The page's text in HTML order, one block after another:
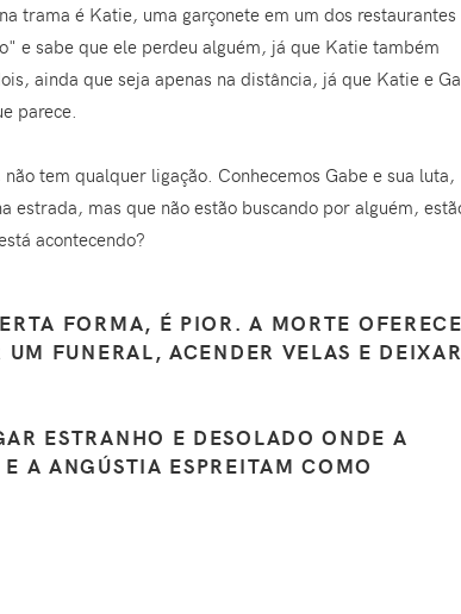
trama é Katie, uma garçonete em um dos restaurantes
e sabe que ele perdeu alguém, já que Katie também
ainda que seja apenas na distância, já que Katie e
parece.
tem qualquer ligação. Conhecemos Gabe e sua luta,
estrada, mas que não estão buscando por alguém,
acontecendo?
FORMA, É PIOR. A MORTE OFERECE
FUNERAL, ACENDER VELAS E DEIXAR
ESTRANHO E DESOLADO ONDE A
A ANGÚSTIA ESPREITAM COMO